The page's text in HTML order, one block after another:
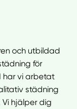
och utbildad
för
har vi arbetat
städning
hjälper dig